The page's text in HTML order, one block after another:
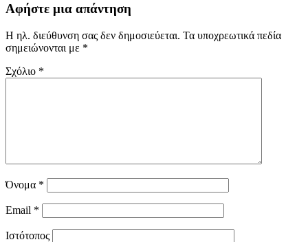
Αφήστε μια απάντηση
Η ηλ. διεύθυνση σας δεν δημοσιεύεται. Τα υποχρεωτικά πεδία
σημειώνονται με *
Σχόλιο *
Όνομα *
Email *
Ιστότοπος